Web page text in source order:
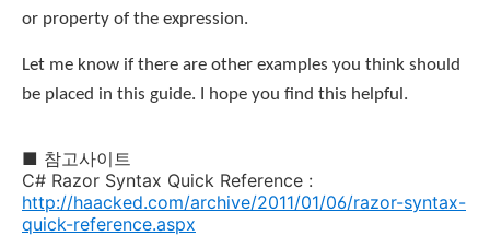
or property of the expression.
Let me know if there are other examples you think should
be placed in this guide. I hope you find this helpful.
■ 참고사이트
C# Razor Syntax Quick Reference :
http://haacked.com/archive/2011/01/06/razor-syntax-
quick-reference.aspx